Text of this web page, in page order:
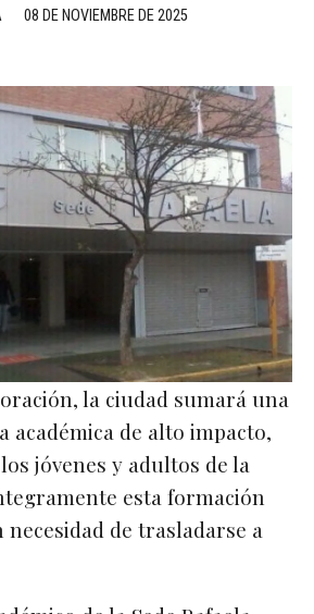
08 DE NOVIEMBRE DE 2025
la ciudad sumará una
académica de alto impacto,
jóvenes y adultos de la
esta formación
de trasladarse a